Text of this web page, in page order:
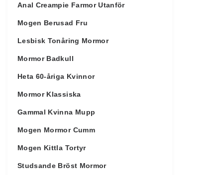
Anal Creampie Farmor Utanför
Mogen Berusad Fru
Lesbisk Tonåring Mormor
Mormor Badkull
Heta 60-åriga Kvinnor
Mormor Klassiska
Gammal Kvinna Mupp
Mogen Mormor Cumm
Mogen Kittla Tortyr
Studsande Bröst Mormor